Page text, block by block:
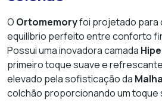
O Ortomemoryfoi projetado para
equilíbrio perfeito entre conforto
Possui uma inovadora camada
primeiro toque suave e
elevado pela sofisticação da
colchão proporcionando um toque